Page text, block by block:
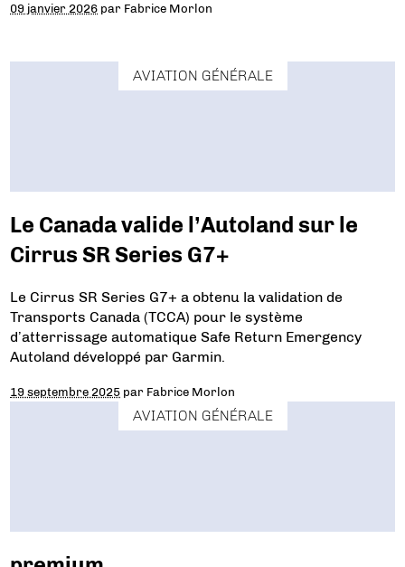
09 janvier 2026 par Fabrice Morlon
AVIATION GÉNÉRALE
Le Canada valide l’Autoland sur le
Cirrus SR Series G7+
Le Cirrus SR Series G7+ a obtenu la validation de
Transports Canada (TCCA) pour le système
d’atterrissage automatique Safe Return Emergency
Autoland développé par Garmin.
19 septembre 2025 par Fabrice Morlon
AVIATION GÉNÉRALE